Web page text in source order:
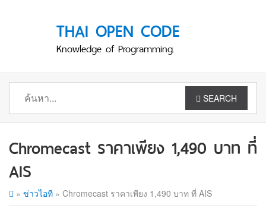
THAI OPEN CODE
Knowledge of Programming.
SEARCH
Chromecast ราคาเพียง 1,490 บาท ที่
AIS
» ข่าวไอที » Chromecast ราคาเพียง 1,490 บาท ที่ AIS